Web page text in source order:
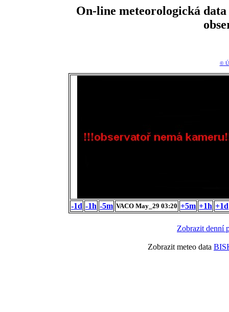
On-line meteorologická
©
-1d -1h -5m VACO May_29 03:20 +5m +1h +1d
Zobrazit denní
Zobrazit meteo data